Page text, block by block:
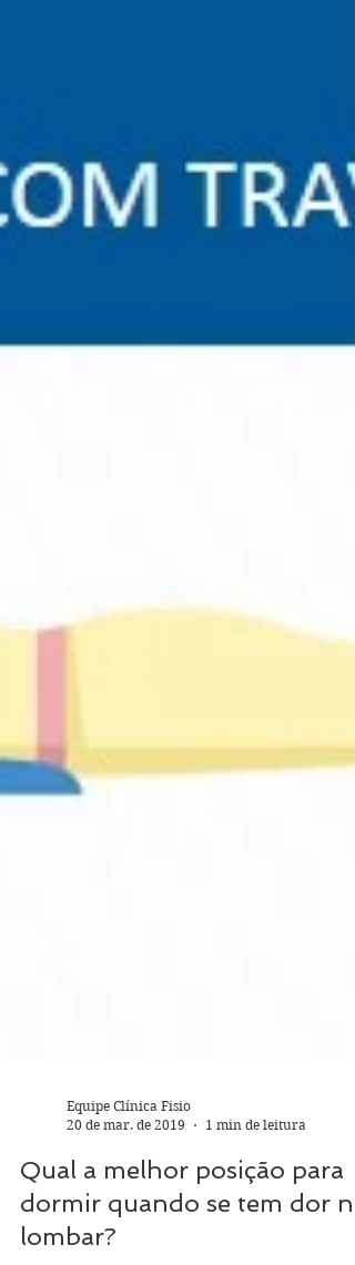
20 de mar. de 2019
1 min de leitura
Qual a melhor posição para